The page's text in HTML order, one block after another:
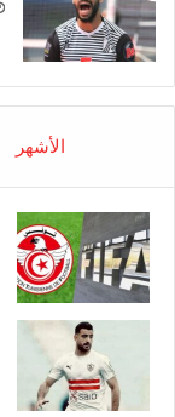
الأشهر